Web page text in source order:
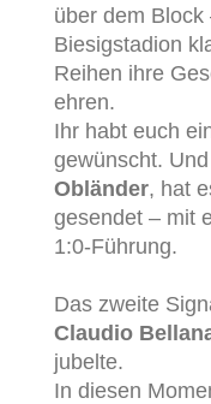
über dem
Biesigstadion
Reihen ihre
ehren.
Ihr habt euch
gewünscht.
Obländer, hat
gesendet – mit
1:0-Führung.
Das zweite
Claudio
jubelte.
In diesen